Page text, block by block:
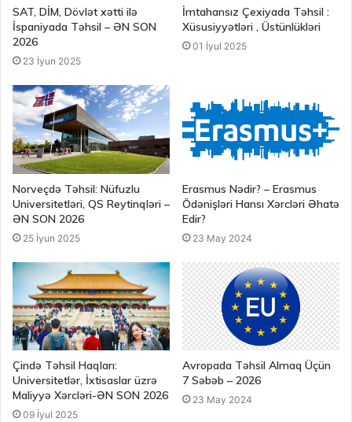
SAT, DİM, Dövlət xətti ilə
İspaniyada Təhsil – ƏN SON
2026
23 İyun 2025
İmtahansız Çexiyada Təhsil :
Xüsusiyyətləri , Üstünlükləri
01 İyul 2025
Norveçdə Təhsil: Nüfuzlu
Universitetləri, QS Reytinqləri –
ƏN SON 2026
25 İyun 2025
Erasmus Nədir? – Erasmus
Ödənişləri Hansı Xərcləri Əhatə
Edir?
23 May 2024
Çində Təhsil Haqları:
Universitetlər, İxtisaslar üzrə
Maliyyə Xərcləri-ƏN SON 2026
09 İyul 2025
Avropada Təhsil Almaq Üçün
7 Səbəb – 2026
23 May 2024